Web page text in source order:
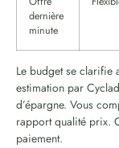
dernière
minute
Le budget se clarifie
estimation par
d’épargne. Vous
rapport qualité prix.
paiement.